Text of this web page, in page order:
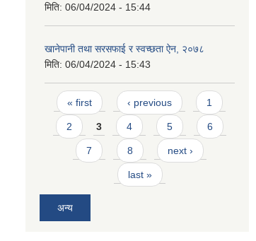
मिति: 06/04/2024 - 15:44
खानेपानी तथा सरसफाई र स्वच्छता ऐन, २०७८
मिति: 06/04/2024 - 15:43
Pages
« first ‹ previous 1
2 3 4 5 6
7 8 next ›
last »
अन्य